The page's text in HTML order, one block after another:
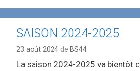
SAISON 2024-2025
23 août 2024 de BS44
La saison 2024-2025 va bientôt